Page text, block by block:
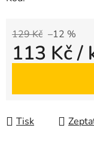
129 Kč –12 %
113 Kč/
Tisk